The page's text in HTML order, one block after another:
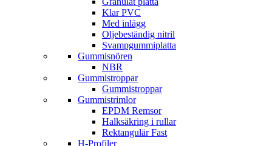
Klar PVC
Med inlägg
Oljebeständig nitril
Svampgummiplatta
Gummisnören
NBR
Gummistroppar
Gummistroppar
Gummistrimlor
EPDM Remsor
Halksäkring i rullar
Rektangulär Fast
H-Profiler